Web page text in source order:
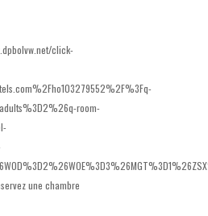
click-
room-
une chambre